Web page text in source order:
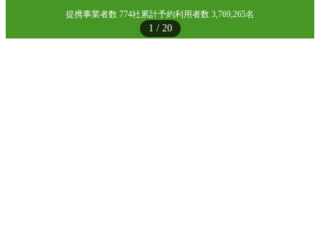
1 / 20
提携事業者数 774社累計予約利用者数 3,769,265名